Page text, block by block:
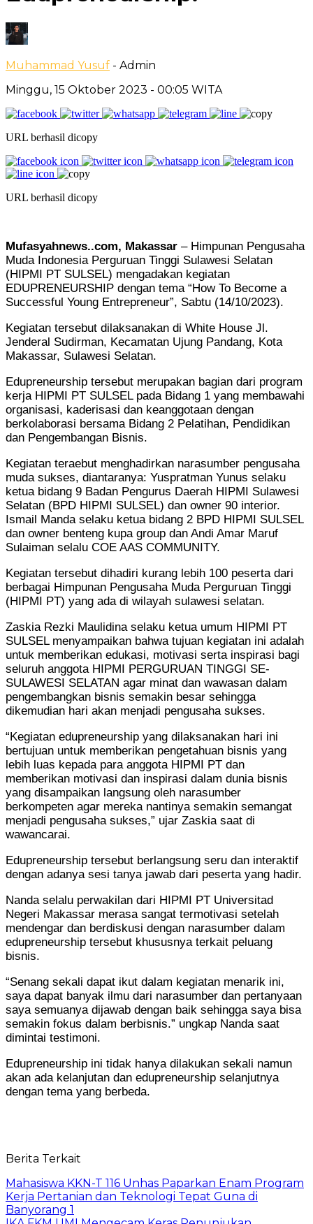
Muhammad Yusuf - Admin
Minggu, 15 Oktober 2023 - 00:05 WITA
URL berhasil dicopy
URL berhasil dicopy
Mufasyahnews..com, Makassar – Himpunan Pengusaha
Muda Indonesia Perguruan Tinggi Sulawesi Selatan
(HIPMI PT SULSEL) mengadakan kegiatan
EDUPRENEURSHIP dengan tema “How To Become a
Successful Young Entrepreneur”, Sabtu (14/10/2023).
Kegiatan tersebut dilaksanakan di White House Jl.
Jenderal Sudirman, Kecamatan Ujung Pandang, Kota
Makassar, Sulawesi Selatan.
Edupreneurship tersebut merupakan bagian dari program
kerja HIPMI PT SULSEL pada Bidang 1 yang membawahi
organisasi, kaderisasi dan keanggotaan dengan
berkolaborasi bersama Bidang 2 Pelatihan, Pendidikan
dan Pengembangan Bisnis.
Kegiatan teraebut menghadirkan narasumber pengusaha
muda sukses, diantaranya: Yuspratman Yunus selaku
ketua bidang 9 Badan Pengurus Daerah HIPMI Sulawesi
Selatan (BPD HIPMI SULSEL) dan owner 90 interior.
Ismail Manda selaku ketua bidang 2 BPD HIPMI SULSEL
dan owner benteng kupa group dan Andi Amar Maruf
Sulaiman selalu COE AAS COMMUNITY.
Kegiatan tersebut dihadiri kurang lebih 100 peserta dari
berbagai Himpunan Pengusaha Muda Perguruan Tinggi
(HIPMI PT) yang ada di wilayah sulawesi selatan.
Zaskia Rezki Maulidina selaku ketua umum HIPMI PT
SULSEL menyampaikan bahwa tujuan kegiatan ini adalah
untuk memberikan edukasi, motivasi serta inspirasi bagi
seluruh anggota HIPMI PERGURUAN TINGGI SE-
SULAWESI SELATAN agar minat dan wawasan dalam
pengembangkan bisnis semakin besar sehingga
dikemudian hari akan menjadi pengusaha sukses.
“Kegiatan edupreneurship yang dilaksanakan hari ini
bertujuan untuk memberikan pengetahuan bisnis yang
lebih luas kepada para anggota HIPMI PT dan
memberikan motivasi dan inspirasi dalam dunia bisnis
yang disampaikan langsung oleh narasumber
berkompeten agar mereka nantinya semakin semangat
menjadi pengusaha sukses,” ujar Zaskia saat di
wawancarai.
Edupreneurship tersebut berlangsung seru dan interaktif
dengan adanya sesi tanya jawab dari peserta yang hadir.
Nanda selalu perwakilan dari HIPMI PT Universitad
Negeri Makassar merasa sangat termotivasi setelah
mendengar dan berdiskusi dengan narasumber dalam
edupreneurship tersebut khususnya terkait peluang
bisnis.
“Senang sekali dapat ikut dalam kegiatan menarik ini,
saya dapat banyak ilmu dari narasumber dan pertanyaan
saya semuanya dijawab dengan baik sehingga saya bisa
semakin fokus dalam berbisnis.” ungkap Nanda saat
dimintai testimoni.
Edupreneurship ini tidak hanya dilakukan sekali namun
akan ada kelanjutan dan edupreneurship selanjutnya
dengan tema yang berbeda.
Berita Terkait
Mahasiswa KKN-T 116 Unhas Paparkan Enam Program
Kerja Pertanian dan Teknologi Tepat Guna di
Banyorang 1